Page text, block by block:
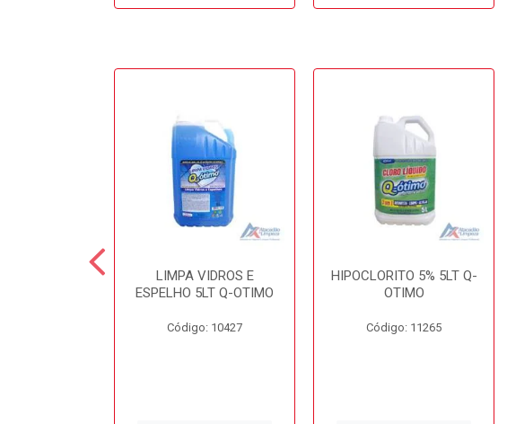
LIMPA VIDROS E
ESPELHO 5LT Q-OTIMO
Código: 10427
HIPOCLORITO 5% 5LT Q-
OTIMO
Código: 11265